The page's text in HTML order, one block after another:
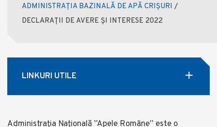
ADMINISTRAȚIA BAZINALĂ DE APĂ CRIȘURI /
DECLARAȚII DE AVERE ȘI INTERESE 2022
LINKURI UTILE
Administrația Națională ”Apele Române” este o